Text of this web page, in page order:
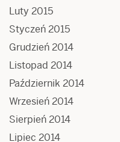
Luty 2015
Styczeń 2015
Grudzień 2014
Listopad 2014
Październik 2014
Wrzesień 2014
Sierpień 2014
Lipiec 2014